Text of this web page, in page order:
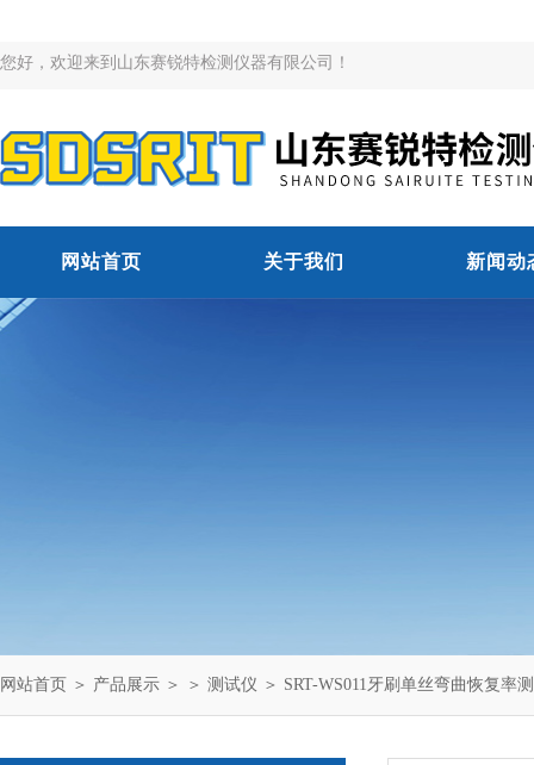
您好，欢迎来到山东赛锐特检测仪器有限公司！
网站首页 关于我们 新闻动
网站首页 ＞ 产品展示 ＞ ＞ 测试仪 ＞ SRT-WS011牙刷单丝弯曲恢复率